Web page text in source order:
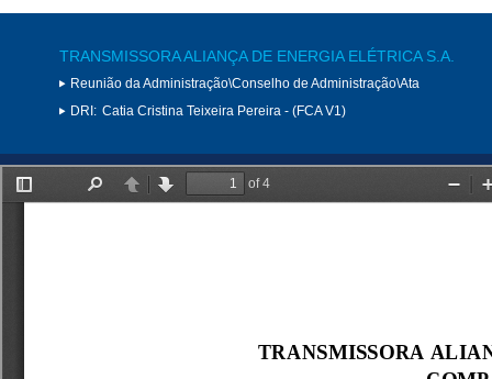
TRANSMISSORA ALIANÇA DE ENERGIA ELÉTRICA S.A.
Reunião da Administração\Conselho de Administração\Ata
DRI: Catia Cristina Teixeira Pereira - (FCA V1)